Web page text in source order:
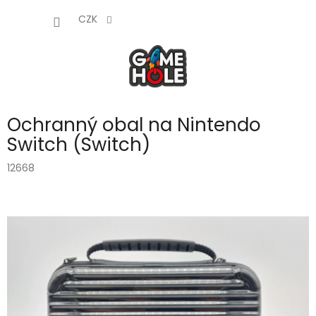
CZK
Ochranný obal na Nintendo
Switch (Switch)
12668